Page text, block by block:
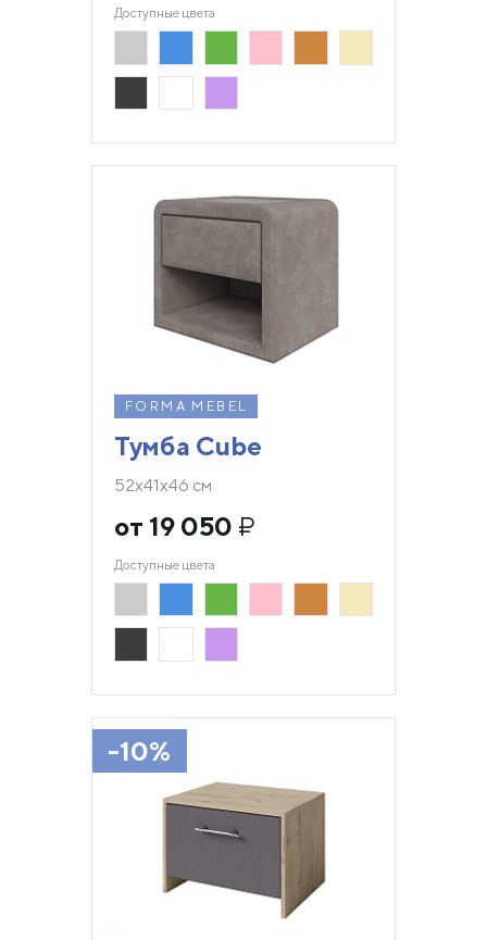
Доступные цвета
FORMA MEBEL
Тумба Cube
52х41х46 см
от 19 050 ₽
Доступные цвета
-10%